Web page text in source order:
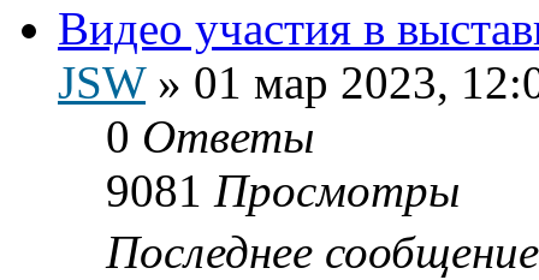
Видео участия в
JSW» 01 мар 2023,
0 Ответы
9081 Просмотры
Последнее